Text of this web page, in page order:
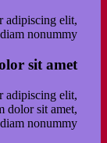
adipiscing elit,
nonummy
sit amet
adipiscing elit,
dolor sit amet,
nonummy